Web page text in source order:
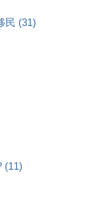
民 (31)
(11)